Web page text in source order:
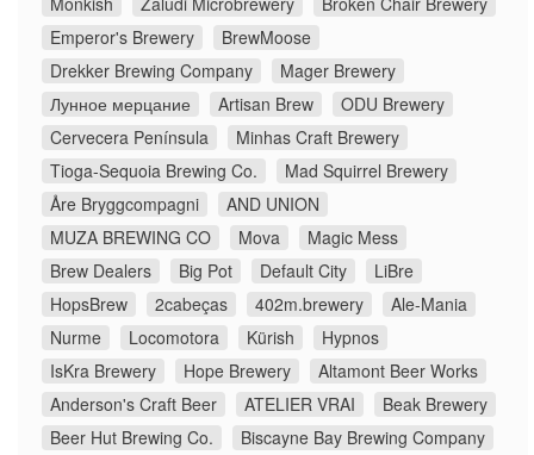
Emperor's Brewery
BrewMoose
Drekker Brewing Company
Mager Brewery
Лунное мерцание
Artisan Brew
ODU Brewery
Cervecera Península
Minhas Craft Brewery
Tioga-Sequoia Brewing Co.
Mad Squirrel Brewery
Åre Bryggcompagni
AND UNION
MUZA BREWING CO
Mova
Magic Mess
Brew Dealers
Big Pot Default City
LiBre
HopsBrew
2cabeças 402m.brewery
Ale-Mania
Nurme
Locomotora Kürish
Hypnos
IsKra Brewery
Hope Brewery
Altamont Beer Works
Anderson's Craft Beer
ATELIER VRAI
Beak Brewery
Beer Hut Brewing Co.
Biscayne Bay Brewing Company